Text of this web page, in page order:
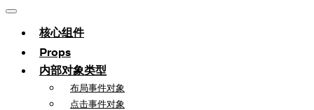
核心组件
Props
内部对象类型
布局事件对象
点击事件对象